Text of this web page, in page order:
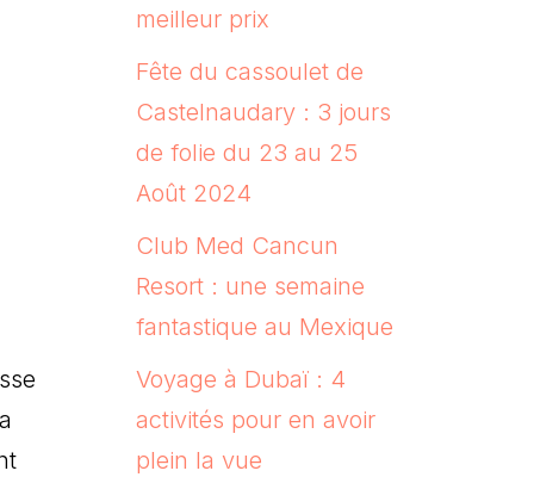
meilleur prix
Fête du cassoulet de
Castelnaudary : 3 jours
de folie du 23 au 25
Août 2024
Club Med Cancun
Resort : une semaine
fantastique au Mexique
Voyage à Dubaï : 4
activités pour en avoir
plein la vue